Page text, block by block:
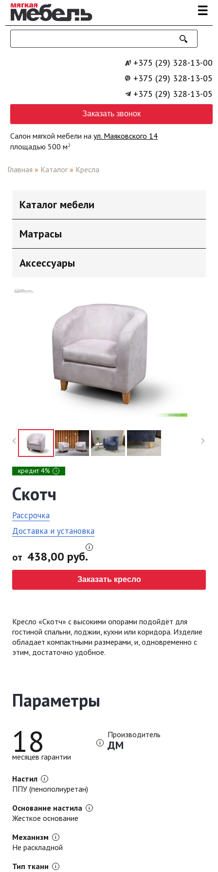
Перейти к основному содержанию ☰
+375 (29) 328-13-00
+375 (29) 328-13-05
+375 (29) 328-13-05
Заказать звонок
Салон мягкой мебели наул. Маяковского 14
площадью 500 м2
Главная » Каталог » Кресла
Каталог мебели
Матрасы
Аксессуары
кредит 4% i
Скотч
Рассрочка
Доставка и установка
от 438,00 руб.
Заказать кресло
Кресло «Скотч» с высокими опорами подойдёт для
гостиной спальни, лоджии, кухни или коридора. Изделие
обладает компактными размерами, и, одновременно с
этим, достаточно удобное.
Параметры
Настил
ППУ (пенополиуретан)
Основание настила
Жесткое основание
Механизм
Не раскладной
Тип ткани
Производитель
ДМ
18
месяцев гарантии